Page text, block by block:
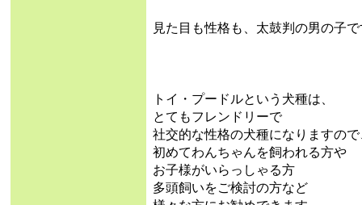
見た目も性格も、太鼓判の男の子
トイ・プードルという犬種は、
とてもフレンドリーで
社交的な性格の犬種になりますので
初めてわんちゃんを飼われる方や
お子様がいらっしゃる方
多頭飼いをご検討の方など